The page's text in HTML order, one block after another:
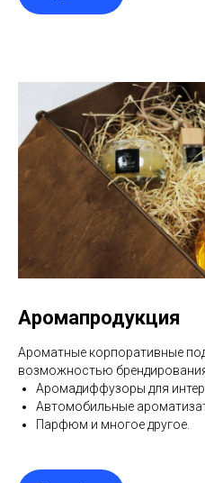
Аромапродукция
Ароматные корпоративные
возможностью
Аромадиффузоры для
Автомобильные
Парфюм и многое другое.